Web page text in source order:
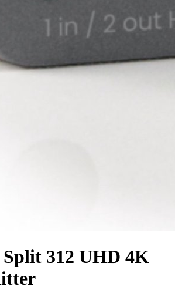
312 UHD 4K